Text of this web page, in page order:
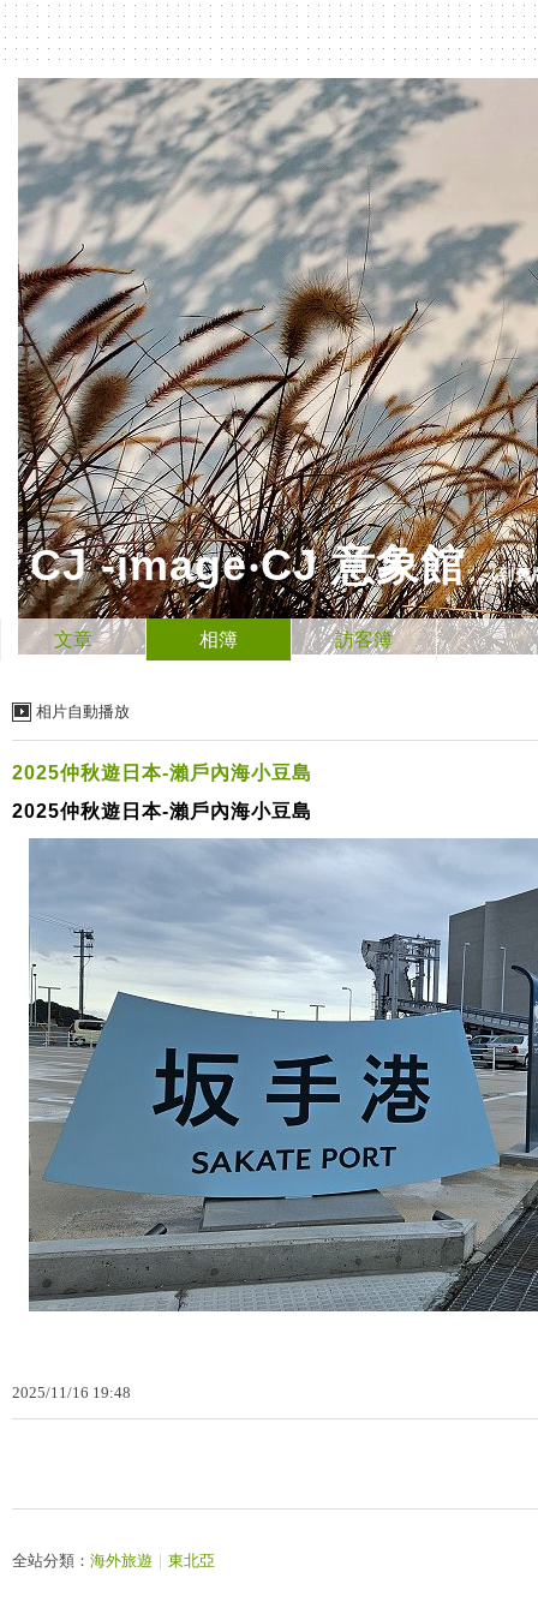
CJ -image‧CJ 意象館（到舊
文章 相簿 訪客簿
相片自動播放
2025仲秋遊日本-瀨戶內海小豆島
2025仲秋遊日本-瀨戶內海小豆島
2025/11/16 19:48
全站分類： 海外旅遊 東北亞